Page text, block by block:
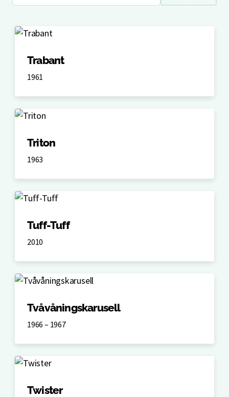
efter
Trabant
1961
Triton
1963
Tuff-Tuff
2010
Tvåvåningskarusell
1966 – 1967
Twister